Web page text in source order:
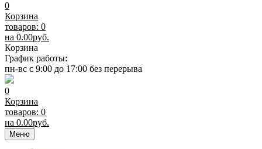
0
Корзина
товаров: 0
на 0.00руб.
Корзина
График работы:
пн-вс с 9:00 до 17:00 без перерыва
0
Корзина
товаров: 0
на 0.00руб.
Меню